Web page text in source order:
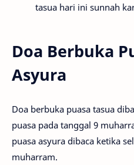
tasua hari ini sunnah
Doa Berbuka
Asyura
Doa berbuka puasa tasua
puasa pada tanggal 9
puasa asyura dibaca ketika
muharram.